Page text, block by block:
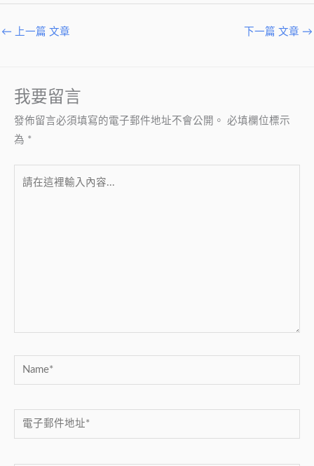
← 上一篇 文章 下一篇 文章 →
我要留言
發佈留言必須填寫的電子郵件地址不會公開。 必填欄位標示
為 *
Name*
電
子